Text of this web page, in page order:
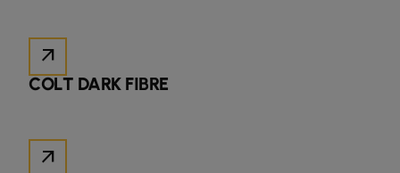
arrow_outward
COLT DARK FIBRE
arrow_outward